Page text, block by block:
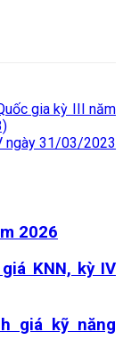
gia kỳ III năm
ngày 31/03/2023
2026
KNN, kỳ IV
giá kỹ năng